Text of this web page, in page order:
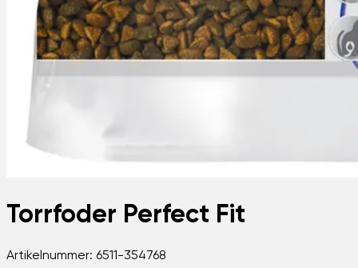
Torrfoder Perfect Fit
Artikelnummer: 6511-354768